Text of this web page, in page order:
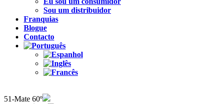
Sou um distribuidor
Franquias
Blogue
Contacto
51-Mate 60º